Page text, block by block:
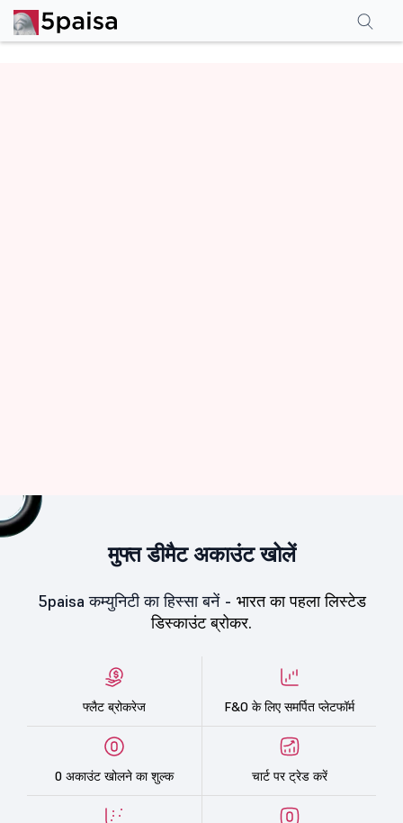
मुफ्त डीमैट अकाउंट खोलें
5paisa कम्युनिटी का हिस्सा बनें - भारत का पहला लिस्टेड
डिस्काउंट ब्रोकर.
फ्लैट ब्रोकरेज F&O के लिए समर्पित प्लेटफॉर्म
0 अकाउंट खोलने का शुल्क चार्ट पर ट्रेड करें